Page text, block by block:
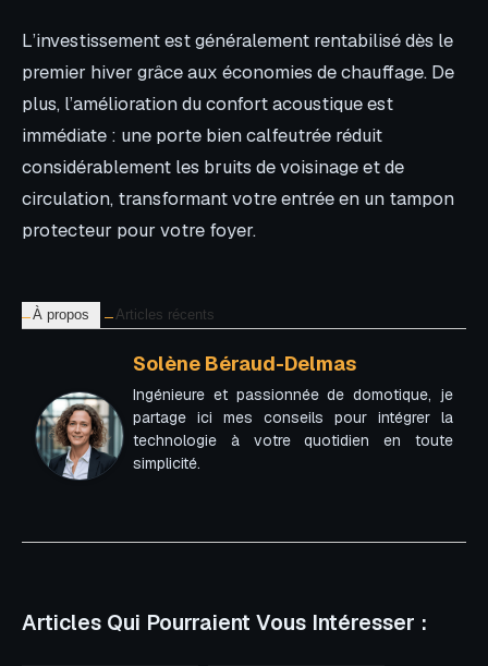
L’investissement est généralement rentabilisé dès le
premier hiver grâce aux économies de chauffage. De
plus, l’amélioration du confort acoustique est
immédiate : une porte bien calfeutrée réduit
considérablement les bruits de voisinage et de
circulation, transformant votre entrée en un tampon
protecteur pour votre foyer.
À propos Articles récents
Solène Béraud-Delmas
Ingénieure et passionnée de domotique, je
partage ici mes conseils pour intégrer la
technologie à votre quotidien en toute
simplicité.
Articles Qui Pourraient Vous Intéresser :